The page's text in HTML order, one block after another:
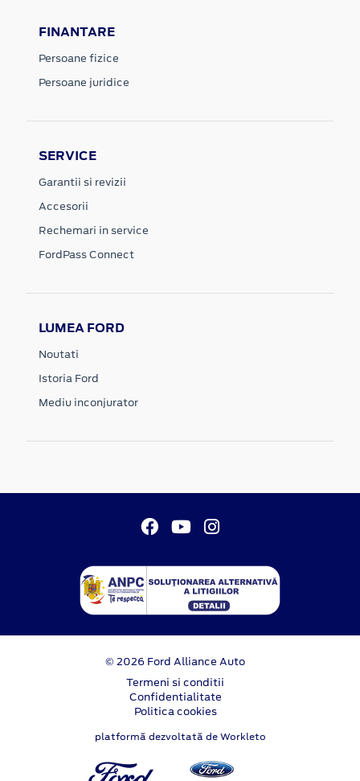
FINANTARE
Persoane fizice
Persoane juridice
SERVICE
Garantii si revizii
Accesorii
Rechemari in service
FordPass Connect
LUMEA FORD
Noutati
Istoria Ford
Mediu inconjurator
© 2026 Ford Alliance Auto
Termeni si conditii
Confidentialitate
Politica cookies
platformă dezvoltată de Workleto